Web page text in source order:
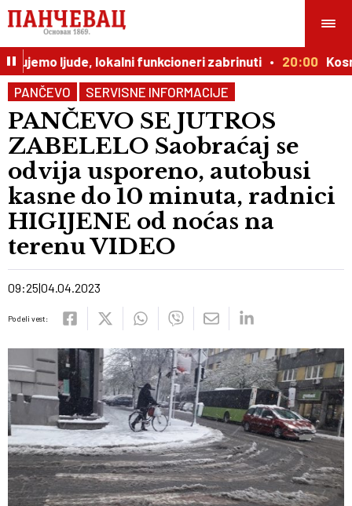
ljude, lokalni funkcioneri zabrinuti 20:00
PANČEVO
SERVISNE INFORMACIJE
PANČEVO SE JUTROS
ZABELELO Saobraćaj se
odvija usporeno, autobusi
kasne do 10 minuta, radnici
HIGIJENE od noćas na
terenu VIDEO
09:25 04.04.2023
Podeli vest: